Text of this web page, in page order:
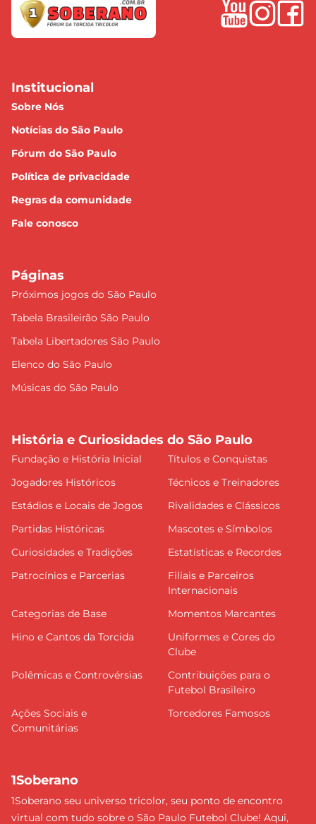
Institucional
Sobre Nós
Notícias do São Paulo
Fórum do São Paulo
Política de privacidade
Regras da comunidade
Fale conosco
Páginas
Próximos jogos do São Paulo
Tabela Brasileirão São Paulo
Tabela Libertadores São Paulo
Elenco do São Paulo
Músicas do São Paulo
História e Curiosidades do São Paulo
Fundação e História Inicial
Títulos e Conquistas
Jogadores Históricos
Técnicos e Treinadores
Estádios e Locais de Jogos
Rivalidades e Clássicos
Partidas Históricas
Mascotes e Símbolos
Curiosidades e Tradições
Estatísticas e Recordes
Patrocínios e Parcerias
Filiais e Parceiros
Internacionais
Categorias de Base
Momentos Marcantes
Hino e Cantos da Torcida
Uniformes e Cores do
Clube
Polêmicas e Controvérsias
Contribuições para o
Futebol Brasileiro
Ações Sociais e
Comunitárias
Torcedores Famosos
1Soberano
1Soberano seu universo tricolor, seu ponto de encontro
virtual com tudo sobre o São Paulo Futebol Clube! Aqui,